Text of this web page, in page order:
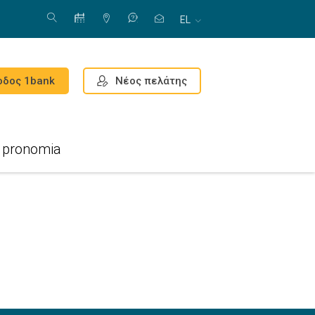
EL
1bank Νέος πελάτης
pronomia